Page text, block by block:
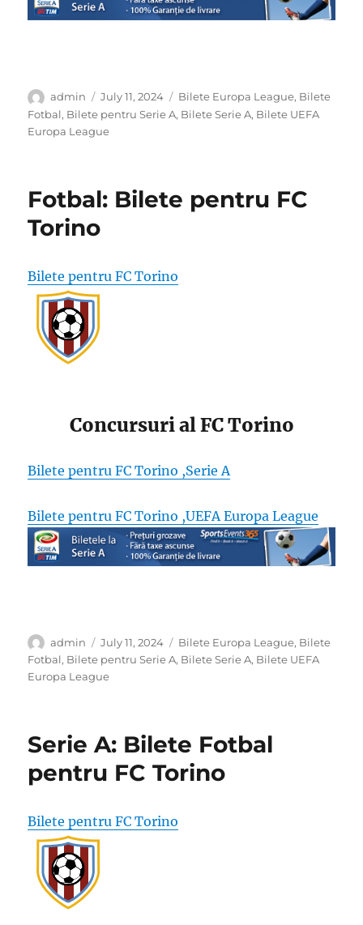
Author
admin
Posted
on
July 11, 2024 Categories
Bilete Europa League, Bilete
Fotbal, Bilete pentru Serie A, Bilete Serie A, Bilete UEFA
Europa League
Fotbal: Bilete pentru FC
Torino
Bilete pentru FC Torino
Concursuri al FC Torino
Bilete pentru FC Torino ,Serie A
Bilete pentru FC Torino ,UEFA Europa League
Author
admin
Posted
on
July 11, 2024 Categories
Bilete Europa League, Bilete
Fotbal, Bilete pentru Serie A, Bilete Serie A, Bilete UEFA
Europa League
Serie A: Bilete Fotbal
pentru FC Torino
Bilete pentru FC Torino